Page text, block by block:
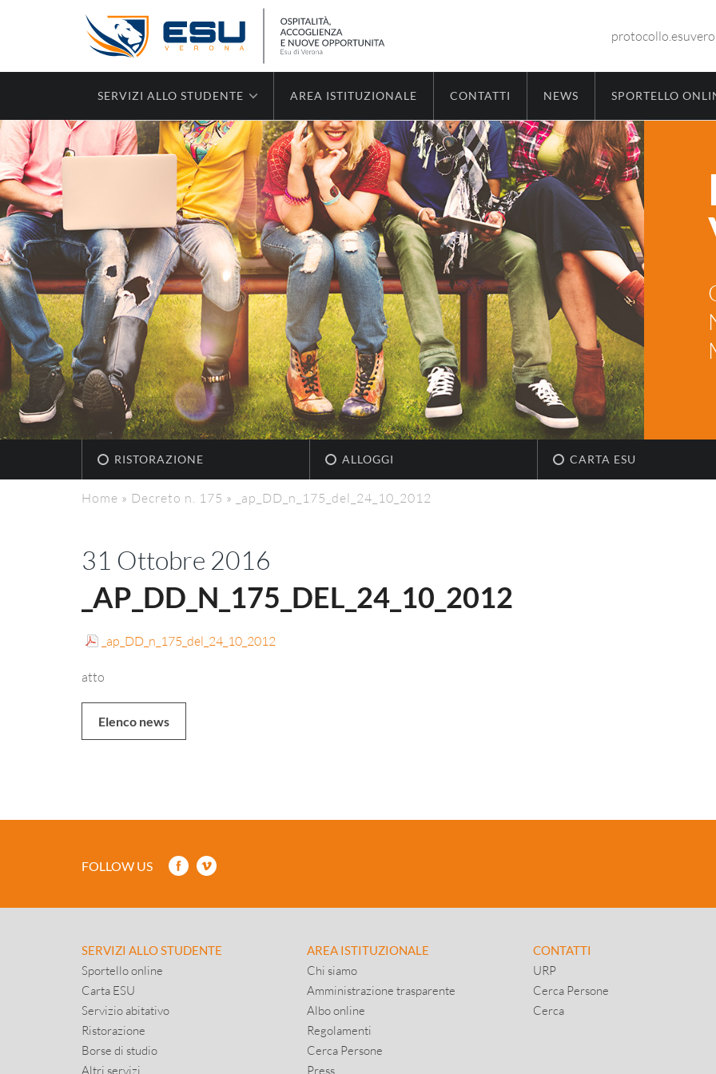
SERVIZI ALLO STUDENTE AREA ISTITUZIONALE CONTATTI NEWS SPORTELLO
RISTORAZIONE ALLOGGI CARTA ESU
Home » Decreto n. 175 » _ap_DD_n_175_del_24_10_2012
31 Ottobre 2016
_AP_DD_N_175_DEL_24_10_2012
_ap_DD_n_175_del_24_10_2012
atto
Elenco news
FOLLOW US
SERVIZI ALLO STUDENTE
Sportello online
Carta ESU
Servizio abitativo
Ristorazione
Borse di studio
Altri servizi
AREA ISTITUZIONALE
Chi siamo
Amministrazione trasparente
Albo online
Regolamenti
Cerca Persone
Press
CONTATTI
URP
Cerca Persone
Cerca